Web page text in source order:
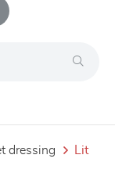
dressing lit